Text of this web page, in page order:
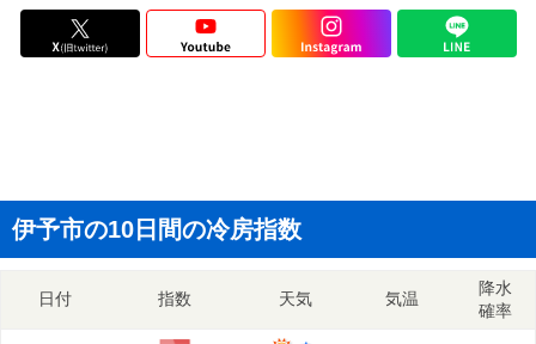
伊予市の10日間の冷房指数
日付 指数 天気 気温
降水
確率